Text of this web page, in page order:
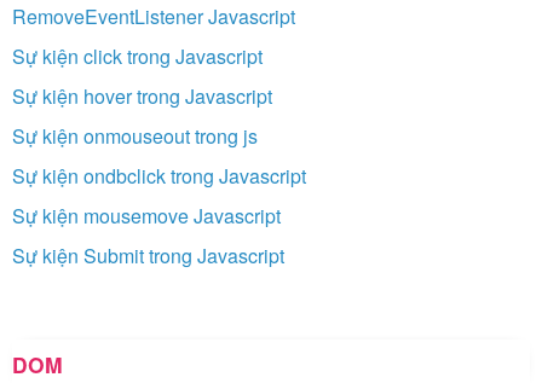
RemoveEventListener Javascript
Sự kiện click trong Javascript
Sự kiện hover trong Javascript
Sự kiện onmouseout trong js
Sự kiện ondbclick trong Javascript
Sự kiện mousemove Javascript
Sự kiện Submit trong Javascript
DOM